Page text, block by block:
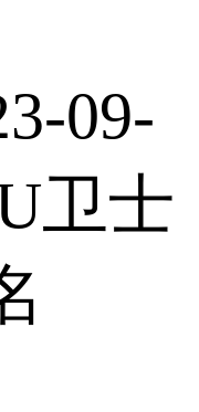
09-
卫士